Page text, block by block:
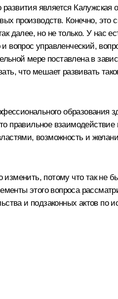
является Калужская
производств. Конечно, это
далее, но не только. У нас
вопрос управленческий,
мере поставлена в
что мешает развивать
образования
правильное взаимодействие
возможность и
потому что так не
этого вопроса
и подзаконных актов по